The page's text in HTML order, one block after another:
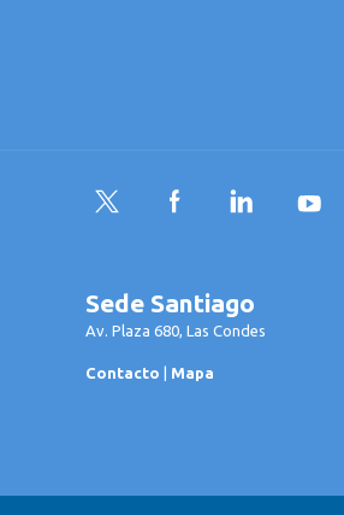
Twitter FacebookLinkedIn
Sede Santiago
Av. Plaza 680, Las Condes
Contacto | Mapa